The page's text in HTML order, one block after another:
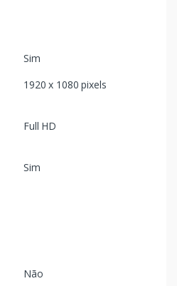
Sim
1920 x 1080 pixels
Full HD
Sim
Não